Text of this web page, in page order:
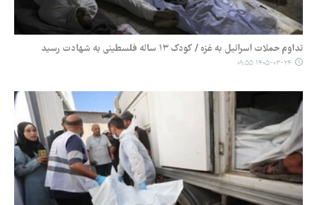
تداوم حملات اسرائیل به غزه / کودک ۱۳ ساله فلسطینی به شهادت رسید
۱۴۰۵-۰۳-۲۴ ۰۹:۵۵